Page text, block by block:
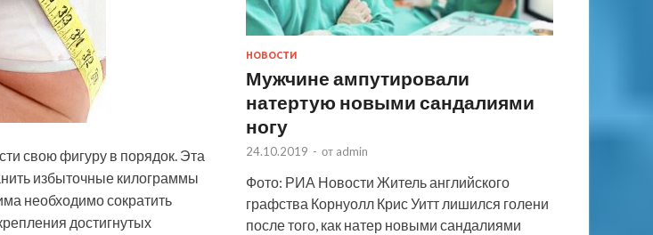
свою фигуру в порядок. Эта
избыточные килограммы
необходимо сократить
достигнутых
НОВОСТИ
Мужчине ампутировали
натертую новыми сандалиями
ногу
24.10.2019 - от admin
Фото: РИА Новости Житель английского
графства Корнуолл Крис Уитт лишился голени
после того, как натер новыми сандалиями